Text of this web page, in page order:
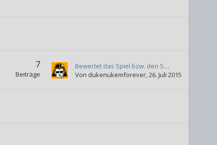
7
Beiträge
Bewertet das Spiel bzw. den Spielspaß
Von dukenukemforever, 26. Juli 2015